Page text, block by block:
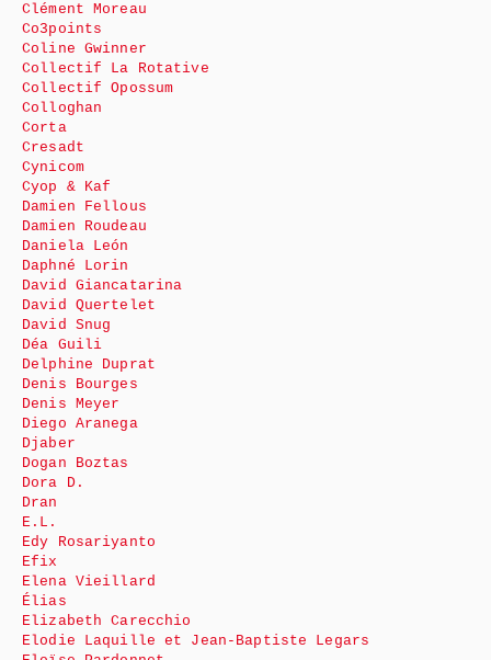
Clément Moreau
Co3points
Coline Gwinner
Collectif La Rotative
Collectif Opossum
Colloghan
Corta
Cresadt
Cynicom
Cyop & Kaf
Damien Fellous
Damien Roudeau
Daniela León
Daphné Lorin
David Giancatarina
David Quertelet
David Snug
Déa Guili
Delphine Duprat
Denis Bourges
Denis Meyer
Diego Aranega
Djaber
Dogan Boztas
Dora D.
Dran
E.L.
Edy Rosariyanto
Efix
Elena Vieillard
Élias
Elizabeth Carecchio
Elodie Laquille et Jean-Baptiste Legars